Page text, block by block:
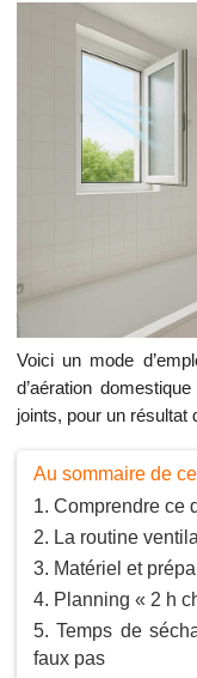
Voici un mode
d’aération
joints, pour un résultat
Au sommaire de
Comprendre ce
La routine
Matériel et
Planning « 2 h
Temps de
faux pas